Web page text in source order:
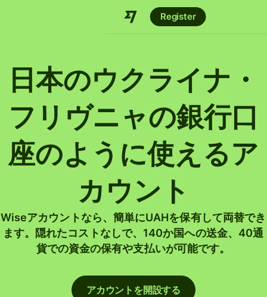
Register
日本のウクライナ・
フリヴニャの銀行口
座のように使えるア
カウント
Wiseアカウントなら、簡単にUAHを保有して両替でき
ます。隠れたコストなしで、140か国への送金、40通
貨での資金の保有や支払いが可能です。
アカウントを開設する